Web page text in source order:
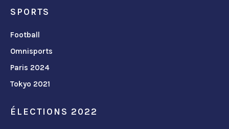
SPORTS
Football
Omnisports
Paris 2024
Tokyo 2021
ÉLECTIONS 2022